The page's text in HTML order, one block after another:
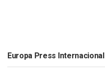
Europa Press Internacional